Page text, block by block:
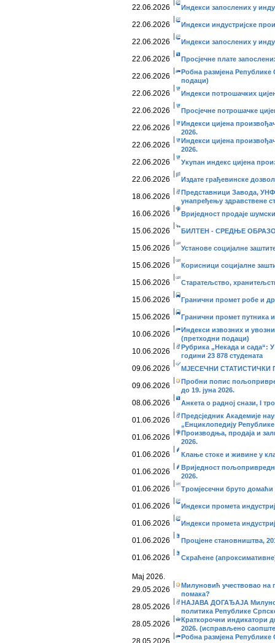
22.06.2026 Индекси запослених у
22.06.2026 Индекси индустријске
22.06.2026 Индекси запослених у
22.06.2026 Просјечне плате
22.06.2026
Робна размјена Републике
подаци)
22.06.2026 Индекси потрошачких
22.06.2026 Просјечне потрошачке
22.06.2026
Индекси цијена
2026.
22.06.2026
Индекси цијена
2026.
22.06.2026 Укупан индекс цијена
22.06.2026 Издате грађевинске
18.06.2026
Представници Завода,
унапређењу здравствене
16.06.2026 Вриједност продаје
15.06.2026 БИЛТЕН - СРЕДЊЕ
15.06.2026 Установе социјалне
15.06.2026 Корисници социјалне
15.06.2026 Старатељство,
15.06.2026 Гранични промет робе и
15.06.2026 Гранични промет путника
10.06.2026
Индекси извозних и
(претходни подаци)
10.06.2026
Рубрика „Некада и сада“: У
години 23 878 студената
09.06.2026 МЈЕСЕЧНИ СТАТИСТИЧКИ
09.06.2026
Пробни попис
до 19. јуна 2026.
08.06.2026 Анкета о радној снази, I
01.06.2026
Предсједник Академије
„Енциклопедију
01.06.2026
Производња, продаја и
2026.
01.06.2026 Клање стоке и живине у
01.06.2026
Вриједност
2026.
01.06.2026 Тромјесечни бруто домаћи
01.06.2026 Индекси промета
01.06.2026 Индекси промета
01.06.2026 Процјене становништва,
01.06.2026 Скраћене
Мај 2026.
29.05.2026
Милуновић учествовао на
помака?
28.05.2026
НАЈАВА ДОГАЂАЈА
политика Републике
28.05.2026
Краткорочни индикатори
2026. (исправљено
28.05.2026
Робна размјена